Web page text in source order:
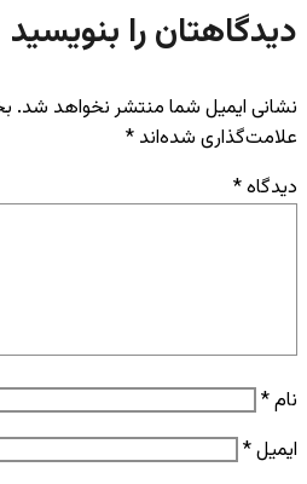
دیدگاهتان را بنویسید
نشانی ایمیل شما منتشر نخواهد شد.
علامت‌گذاری شده‌اند *
دیدگاه*
نام*
ایمیل*